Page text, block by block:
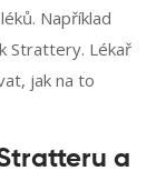
Například
Strattery. Lékař
jak na to
a